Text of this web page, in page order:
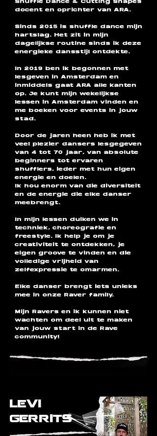
Shuffle Dance & Cutting Shapes
docent en oprichter van ARA.
Sinds 2015 is shuffle dance mijn
hartslag. Het zit in mijn
dagelijkse routine sinds ik deze
energieke dansstijl ontdekte.
In 2019 ben ik begonnen met
lesgeven in Amsterdam en
inmiddels gaat ARA alle kanten
op. Je kunt mijn wekelijkse
lessen in Amsterdam vinden en
me boeken voor events in jouw
stad.
Door de jaren heen heb ik met
veel plezier dansers lesgegeven
van 4 tot 70 jaar, van absolute
beginners tot ervaren
shufflers, ieder met hun eigen
energie en doelen.
Ik hou enorm van die diversiteit
en de energie die elke danser
meebrengt.
In mijn lessen duiken we in
techniek, choreografie en
freestyle. Ik help je om je
creativiteit te ontdekken, je
eigen groove te vinden en die
volledige vrijheid van
zelfexpressie te omarmen.
Elke danser brengt iets unieks
mee in onze Raver family.
Mijn Ravers en ik kunnen niet
wachten om deel uit te maken
van jouw start in de Rave
community!
levi
gerrits